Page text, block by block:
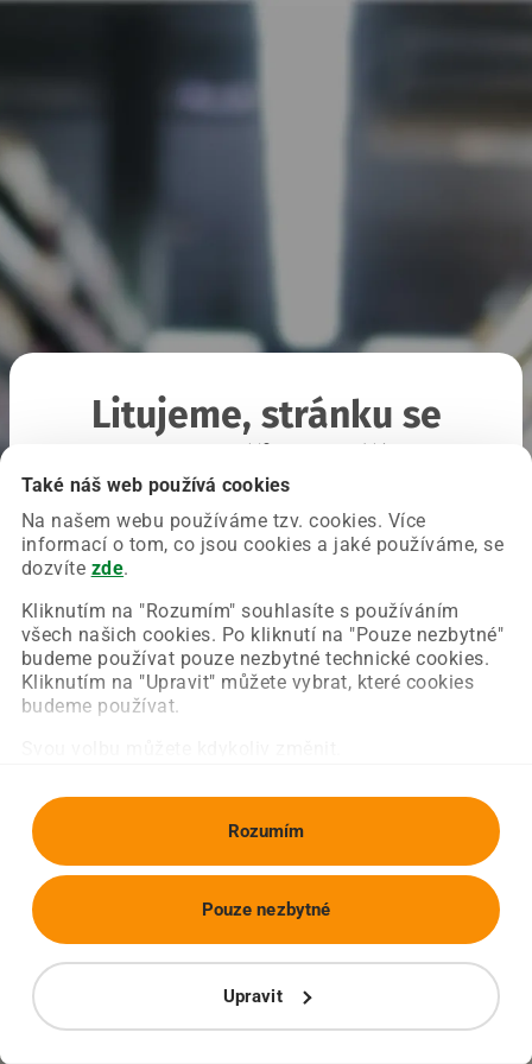
Také náš web používá cookies
Na našem webu používáme tzv. cookies. Více
informací o tom, co jsou cookies a jaké používáme, se
dozvíte zde.
Kliknutím na "Rozumím" souhlasíte s používáním
všech našich cookies. Po kliknutí na "Pouze nezbytné"
budeme používat pouze nezbytné technické cookies.
Kliknutím na "Upravit" můžete vybrat, které cookies
budeme používat.
Rozumím
Upravit
Pouze nezbytné
Litujeme, stránku se
Chyba nastala na naší straně a už ji opravujeme.
Zkuste prosím znovu načíst požadovanou stránku.
Obnovit stránku Úvodní strana